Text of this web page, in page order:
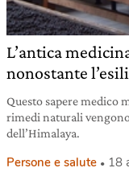
L’antica
nonostante
Questo sapere medico
rimedi naturali
dell’Himalaya.
Persone e salute 18